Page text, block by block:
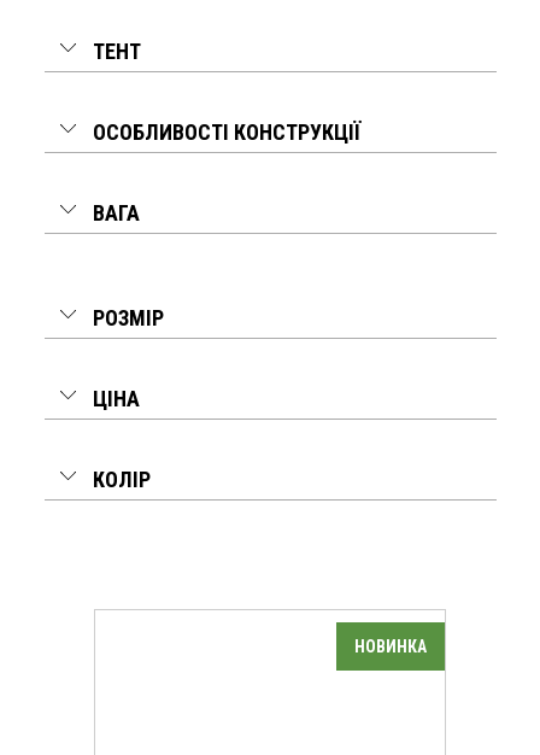
ТЕНТ
ОСОБЛИВОСТІ КОНСТРУКЦІЇ
ВАГА
РОЗМІР
ЦІНА
КОЛІР